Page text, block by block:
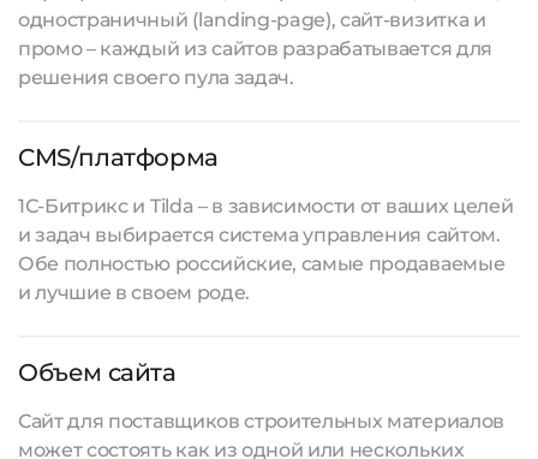
одностраничный (landing-page), сайт-визитка и
промо – каждый изсайтов разрабатывается для
решения своего пула задач.
CMS/платформа
1С-Битрикс и Tilda – в зависимости от ваших целей
и задач выбирается система управления сайтом.
Обе полностью российские, самые продаваемые
и лучшие в своем роде.
Объем сайта
Сайт для поставщиков строительных материалов
может состоять как из одной или нескольких